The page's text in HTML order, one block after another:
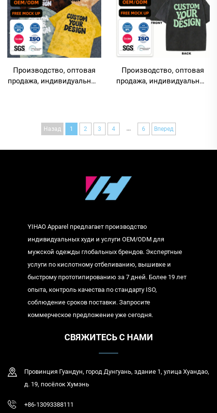
Производство, оптовая
продажа, индивидуальные
поверхности, с цифровой
прямой печатью (DTG) и
Производство, оптовая
продажа, индивидуальные
печатью, джинсовый
эффект «acid wash»
Назад 1 2 3 4 ... 6 Вперед
YIHAO Apparel предлагает производство
индивидуальных худи и услуги OEM/ODM для
мужской одежды глобальных брендов. Экспертные
услуги по кислотному отбеливанию, вышивке и
быстрому прототипированию за 7 дней. Более 19 лет
опыта, контроль качества по стандарту ISO,
соблюдение сроков поставки. Запросите
коммерческое предложение уже сегодня.
СВЯЖИТЕСЬ С НАМИ
Провинция Гуандун, город Дунгуань, здание 1, улица Хуандао,
д. 19, посёлок Хумэнь
+86-13093388111